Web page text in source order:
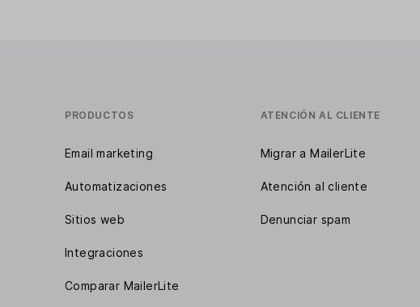
PRODUCTOS
Email marketing
Automatizaciones
Sitios web
Integraciones
Comparar MailerLite
ATENCIÓN AL CLIENTE
Migrar a MailerLite
Atención al cliente
Denunciar spam